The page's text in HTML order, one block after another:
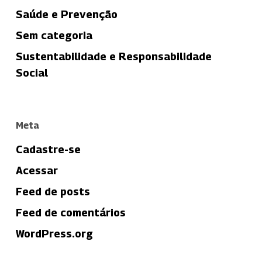
Saúde e Prevenção
Sem categoria
Sustentabilidade e Responsabilidade
Social
Meta
Cadastre-se
Acessar
Feed de posts
Feed de comentários
WordPress.org